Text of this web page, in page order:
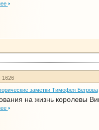
1626
заметки Тимофея Бегрова
на жизнь королевы